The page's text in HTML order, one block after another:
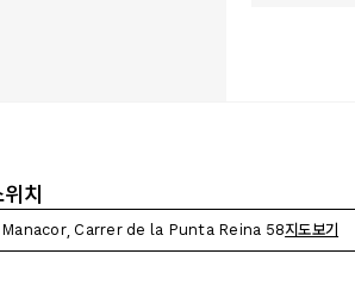
치
Manacor, Carrer de la Punta Reina 58지도보기